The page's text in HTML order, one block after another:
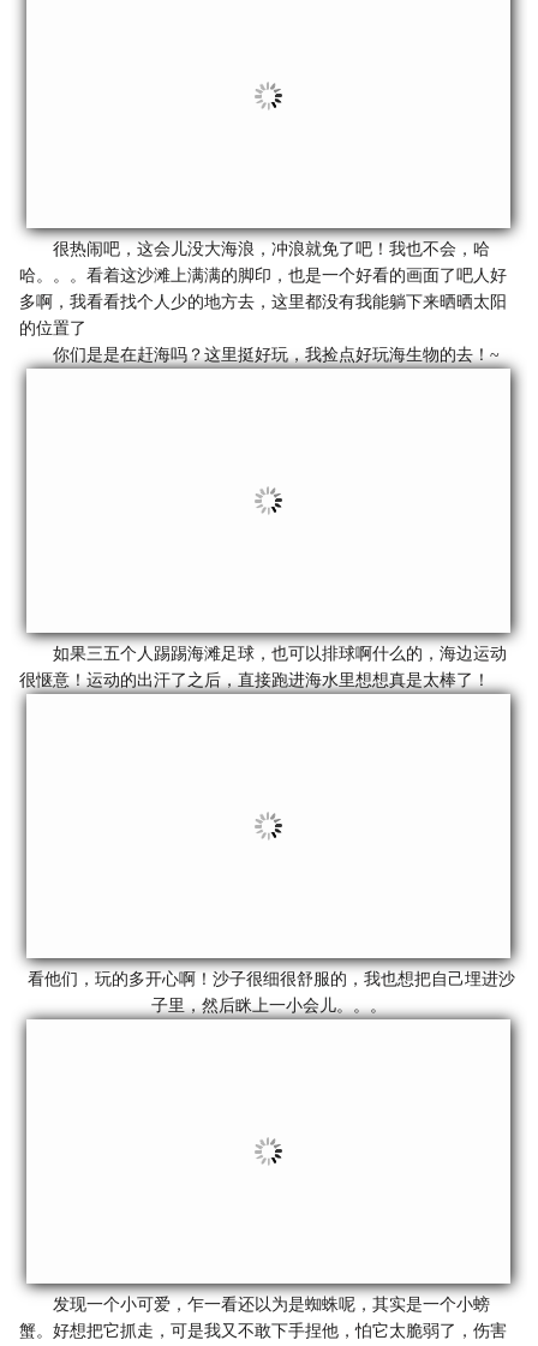
很热闹吧，这会儿没大海浪，冲浪就免了吧！我也不会，哈
哈。。。看着这沙滩上满满的脚印，也是一个好看的画面了吧人好
多啊，我看看找个人少的地方去，这里都没有我能躺下来晒晒太阳
的位置了
你们是是在赶海吗？这里挺好玩，我捡点好玩海生物的去！~
如果三五个人踢踢海滩足球，也可以排球啊什么的，海边运动
很惬意！运动的出汗了之后，直接跑进海水里想想真是太棒了！
看他们，玩的多开心啊！沙子很细很舒服的，我也想把自己埋进沙
子里，然后眯上一小会儿。。。
发现一个小可爱，乍一看还以为是蜘蛛呢，其实是一个小螃
蟹。好想把它抓走，可是我又不敢下手捏他，怕它太脆弱了，伤害